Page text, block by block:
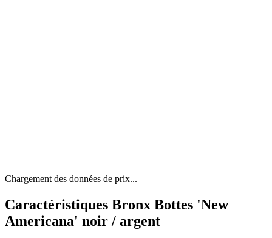
Chargement des données de prix...
Caractéristiques Bronx Bottes 'New
Americana' noir / argent